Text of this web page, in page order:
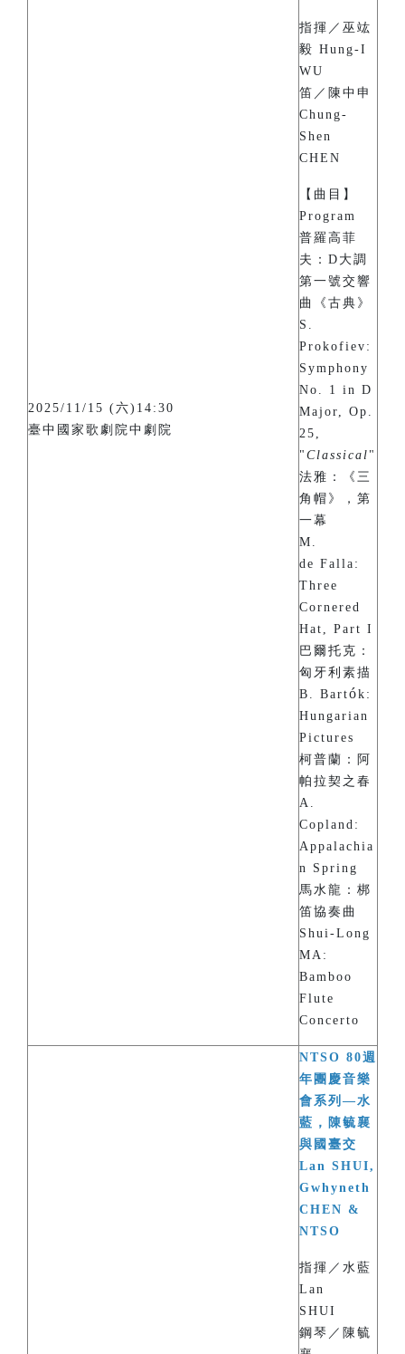
2025/11/15 (六)14:30
臺中國家歌劇院中劇院
指揮／巫竑
毅 Hung-I
WU
笛／陳中申
Chung-
Shen
CHEN
【曲目】
Program
普羅高菲
夫：D大調
第一號交響
曲《古典》
S.
Prokofiev:
Symphony
No. 1 in D
Major, Op.
25,
" Classical "
法雅：《三
角帽》，第
一幕
M.
de Falla:
Three
Cornered
Hat, Part I
巴爾托克：
匈牙利素描
B. Bartók:
Hungarian
Pictures
柯普蘭：阿
帕拉契之春
A.
Copland:
Appalachia
n Spring
馬水龍：梆
笛協奏曲
Shui-Long
MA:
Bamboo
Flute
Concerto
NTSO 80週
年團慶音樂
會系列—水
藍，陳毓襄
與國臺交
Lan SHUI,
Gwhyneth
CHEN &
NTSO
指揮／水藍
Lan
SHUI
鋼琴／陳毓